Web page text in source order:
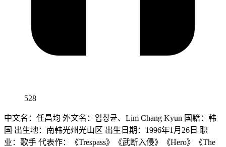
528
中文名：任昌均 外文名：임창균、Lim Chang Kyun 国籍：韩
国 出生地：南韩光州光山区 出生日期：1996年1月26日 职
业：歌手 代表作：《Trespass》《武断入侵》《Hero》《The